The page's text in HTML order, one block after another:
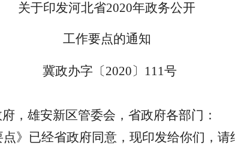
关于印发河北省2020年政务公开
工作要点的通知
冀政办字〔2020〕111号
，雄安新区管委会，省政府各部门：
》已经省政府同意，现印发给你们，请